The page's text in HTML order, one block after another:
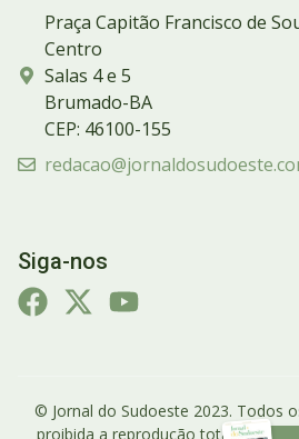
Praça Capitão Francisco de
Centro
Salas 4 e 5
Brumado-BA
CEP: 46100-155
Siga-nos
© Jornal do Sudoeste 2023. Todos
proibida a reprodução total ou